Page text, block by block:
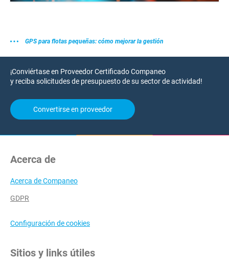
GPS para flotas pequeñas: cómo mejorar la gestión
¡Conviértase en Proveedor Certificado Companeo
y reciba solicitudes de presupuesto de su sector de actividad!
Convertirse en proveedor
Acerca de
Acerca de Companeo
GDPR
Configuración de cookies
Sitios y links útiles